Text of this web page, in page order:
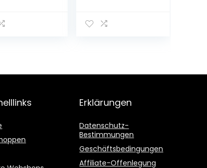
Erklärungen
Datenschutz-
Bestimmungen
Geschäftsbedingungen
Affiliate-Offenlegung